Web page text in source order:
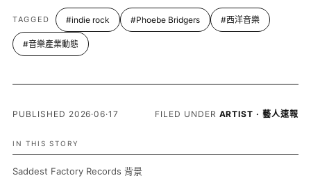
TAGGED #indie rock #Phoebe Bridgers #西洋音樂
#音樂產業動態
PUBLISHED 2026·06·17 FILED UNDER ARTIST · 藝人速報
IN THIS STORY
Saddest Factory Records 背景